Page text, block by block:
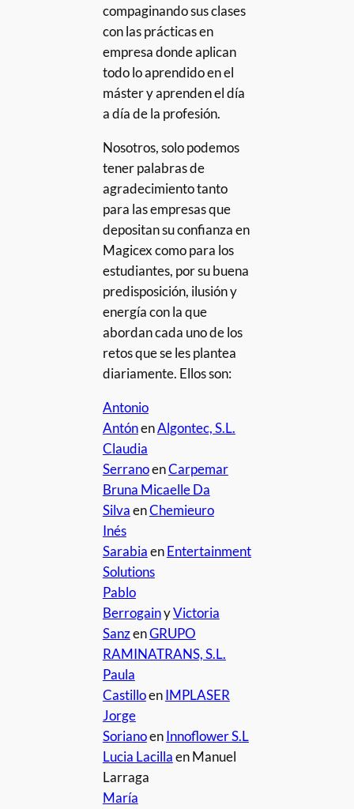
compaginando sus clases
con las prácticas en
empresa donde aplican
todo lo aprendido en el
máster y aprenden el día
a día de la profesión.
Nosotros, solo podemos
tener palabras de
agradecimiento tanto
para las empresas que
depositan su confianza en
Magicex como para los
estudiantes, por su buena
predisposición, ilusión y
energía con la que
abordan cada uno de los
retos que se les plantea
diariamente. Ellos son:
Antonio
AntónenAlgontec, S.L.
Claudia
SerranoenCarpemar
Bruna Micaelle Da
SilvaenChemieuro
Inés
SarabiaenEntertainment
Solutions
Pablo
BerrogainyVictoria
SanzenGRUPO
RAMINATRANS, S.L.
Paula
CastilloenIMPLASER
Jorge
SorianoenInnoflower S.L
Lucia Lacillaen Manuel
Larraga
María